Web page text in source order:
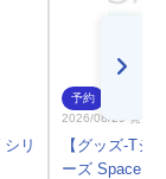
リ
予約
2026/08/29 発売
【グッズ-Tシ
ーズ Space A